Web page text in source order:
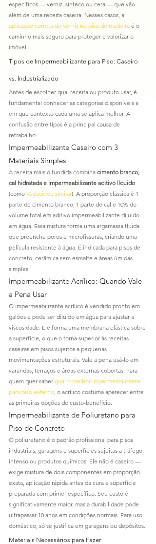
específicos — verniz, sinteco ou cera — que vão
além de uma receita caseira. Nesses casos, a
aplicação correta de verniz no piso de madeira é o
caminho mais seguro para proteger e valorizar o
imóvel.
Tipos de Impermeabilizante para Piso: Caseiro
vs. Industrializado
Antes de escolher qual receita ou produto usar, é
fundamental conhecer as categorias disponíveis e
em que contexto cada uma se aplica melhor. A
confusão entre tipos é a principal causa de
retrabalho.
Impermeabilizante Caseiro com 3
Materiais Simples
A receita mais difundida combina cimento branco,
cal hidratada e impermeabilizante aditivo líquido
(como Vedacit ou similar). A proporção clássica é 1
parte de cimento branco, 1 parte de cal e 10% do
volume total em aditivo impermeabilizante diluído
em água. Essa mistura forma uma argamassa fluida
que preenche poros e microfissuras, criando uma
película resistente à água. É indicada para pisos de
concreto, cerâmica sem esmalte e áreas úmidas
simples.
Impermeabilizante Acrílico: Quando Vale
a Pena Usar
O impermeabilizante acrílico é vendido pronto em
galões e pode ser diluído em água para ajustar a
viscosidade. Ele forma uma membrana elástica sobre
a superfície, o que o torna superior às receitas
caseiras em pisos sujeitos a pequenas
movimentações estruturais. Vale a pena usá-lo em
varandas, terraços e áreas externas cobertas. Para
quem quer saber qual o melhor impermeabilizante
para piso externo, o acrílico costuma aparecer entre
as primeiras opções de custo-benefício.
Impermeabilizante de Poliuretano para
Piso de Concreto
O poliuretano é o padrão profissional para pisos
industriais, garagens e superfícies sujeitas a tráfego
intenso ou produtos químicos. Ele não é caseiro —
exige mistura de dois componentes em proporção
exata, aplicação rápida antes da cura e superfície
preparada com primer específico. Seu custo é
significativamente maior, mas a durabilidade pode
ultrapassar 10 anos em condições normais. Para uso
doméstico, só se justifica em garagens ou depósitos.
Materiais Necessários para Fazer